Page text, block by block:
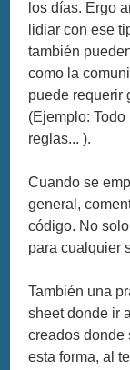
los días. Ergo
lidiar con ese
también
como la
puede requerir
(Ejemplo:
reglas... ).
Cuando se
general,
código. No
para cualquier
También una
sheet donde ir
creados donde
esta forma, al